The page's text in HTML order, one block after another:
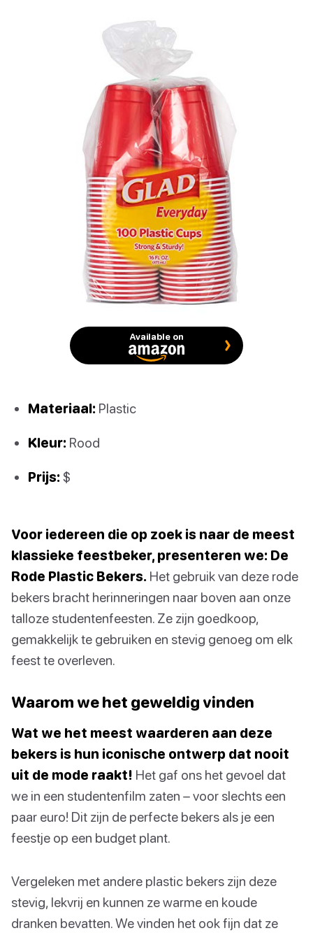
Available on
Materiaal: Plastic
Kleur: Rood
Prijs: $
Voor iedereen die op zoek is naar de meest
klassieke feestbeker, presenteren we: De
Rode Plastic Bekers. Het gebruik van deze rode
bekers bracht herinneringen naar boven aan onze
talloze studentenfeesten. Ze zijn goedkoop,
gemakkelijk te gebruiken en stevig genoeg om elk
feest te overleven.
Waarom we het geweldig vinden
Wat we het meest waarderen aan deze
bekers is hun iconische ontwerp dat nooit
uit de mode raakt! Het gaf ons het gevoel dat
we in een studentenfilm zaten – voor slechts een
paar euro! Dit zijn de perfecte bekers als je een
feestje op een budget plant.
Vergeleken met andere plastic bekers zijn deze
stevig, lekvrij en kunnen ze warme en koude
dranken bevatten. We vinden het ook fijn dat ze